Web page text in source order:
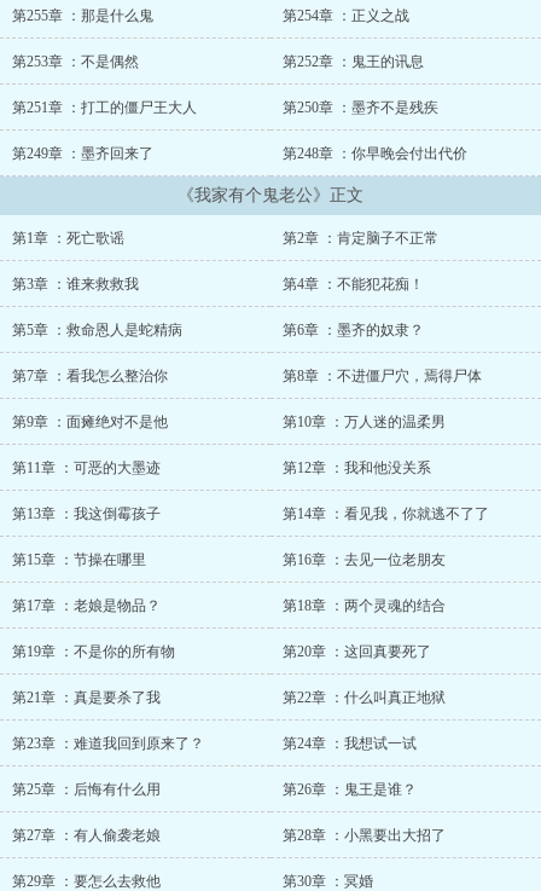
第255章 ：那是什么鬼 第254章 ：正义之战
第253章 ：不是偶然 第252章 ：鬼王的讯息
第251章 ：打工的僵尸王大人 第250章 ：墨齐不是残疾
第249章 ：墨齐回来了 第248章 ：你早晚会付出代价
《我家有个鬼老公》正文
第1章 ：死亡歌谣 第2章 ：肯定脑子不正常
第3章 ：谁来救救我 第4章 ：不能犯花痴！
第5章 ：救命恩人是蛇精病 第6章 ：墨齐的奴隶？
第7章 ：看我怎么整治你 第8章 ：不进僵尸穴，焉得尸体
第9章 ：面瘫绝对不是他 第10章 ：万人迷的温柔男
第11章 ：可恶的大墨迹 第12章 ：我和他没关系
第13章 ：我这倒霉孩子 第14章 ：看见我，你就逃不了了
第15章 ：节操在哪里 第16章 ：去见一位老朋友
第17章 ：老娘是物品？ 第18章 ：两个灵魂的结合
第19章 ：不是你的所有物 第20章 ：这回真要死了
第21章 ：真是要杀了我 第22章 ：什么叫真正地狱
第23章 ：难道我回到原来了？ 第24章 ：我想试一试
第25章 ：后悔有什么用 第26章 ：鬼王是谁？
第27章 ：有人偷袭老娘 第28章 ：小黑要出大招了
第29章 ：要怎么去救他 第30章 ：冥婚